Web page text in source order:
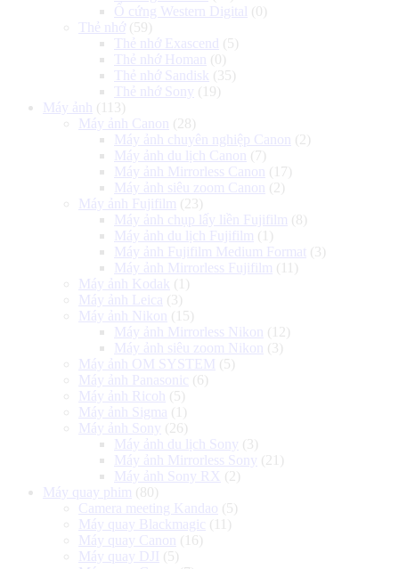
Ổ cứng Western Digital (0)
Thẻ nhớ (59)
Thẻ nhớ Exascend
(5)
Thẻ nhớ Homan
(0)
Thẻ nhớ Sandisk (35)
Thẻ nhớ Sony (19)
Máy ảnh
(113)
Máy ảnh Canon
(28)
Máy ảnh chuyên nghiệp Canon
(2)
Máy ảnh du lịch Canon
(7)
Máy ảnh Mirrorless Canon
(17)
Máy ảnh siêu zoom Canon
(2)
Máy ảnh Fujifilm (23)
Máy ảnh chụp lấy liền Fujifilm (8)
Máy ảnh du lịch Fujifilm (1)
Máy ảnh Fujifilm Medium Format (3)
Máy ảnh Mirrorless Fujifilm (11)
Máy ảnh Kodak (1)
Máy ảnh Leica (3)
Máy ảnh Nikon
(15)
Máy ảnh Mirrorless Nikon
(12)
Máy ảnh siêu zoom Nikon
(3)
Máy ảnh OM SYSTEM (5)
Máy ảnh Panasonic (6)
Máy ảnh Ricoh
(5)
Máy ảnh Sigma (1)
Máy ảnh Sony (26)
Máy ảnh du lịch Sony (3)
Máy ảnh Mirrorless Sony (21)
Máy ảnh Sony RX (2)
Máy quay phim (80)
Camera meeting Kandao (5)
Máy quay Blackmagic (11)
Máy quay Canon
(16)
Máy quay DJI (5)